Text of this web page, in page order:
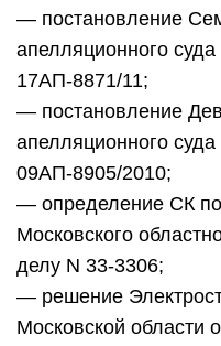
— постановление
апелляционного
17АП-8871/11;
— постановление
апелляционного
09АП-8905/2010;
— определение СК
Московского
делу N 33-3306;
— решение
Московской области